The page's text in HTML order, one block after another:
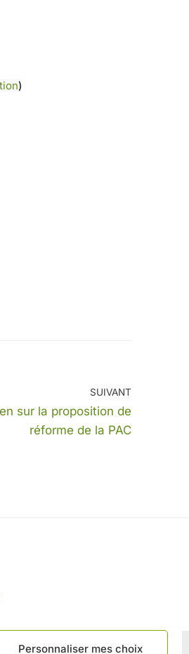
Personnaliser mes choix
)
SUIVANT
sur la proposition de
réforme de la PAC